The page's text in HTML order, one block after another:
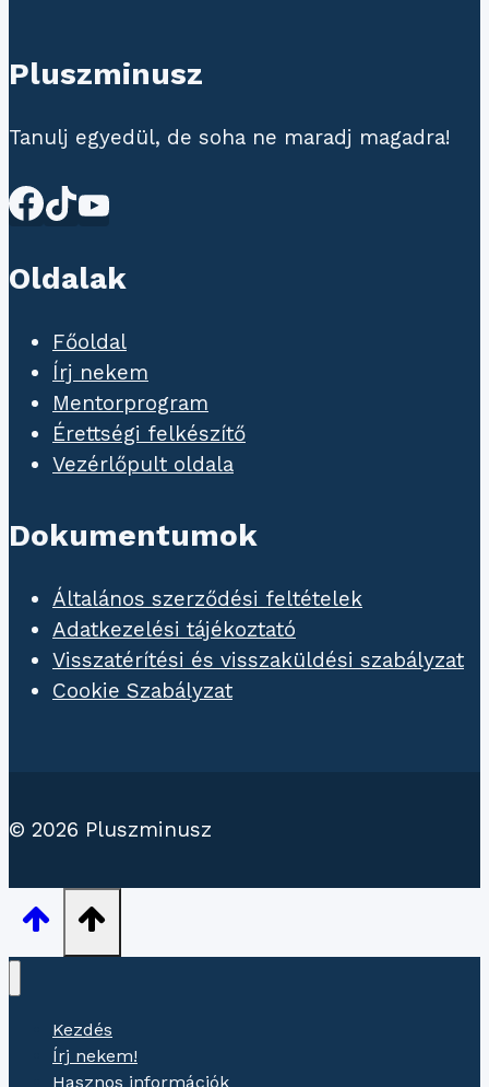
Pluszminusz
Tanulj egyedül, de soha ne maradj magadra!
Oldalak
Főoldal
Írj nekem
Mentorprogram
Érettségi felkészítő
Vezérlőpult oldala
Dokumentumok
Általános szerződési feltételek
Adatkezelési tájékoztató
Visszatérítési és visszaküldési szabályzat
Cookie Szabályzat
© 2026 Pluszminusz
Kezdés
Írj nekem!
Hasznos információk